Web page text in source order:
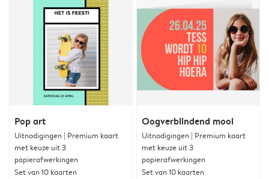
Pop art
Uitnodigingen | Premium kaart
met keuze uit 3
papierafwerkingen
Set van 10 kaarten
Oogverblindend mooi
Uitnodigingen | Premium kaart
met keuze uit 3
papierafwerkingen
Set van 10 kaarten